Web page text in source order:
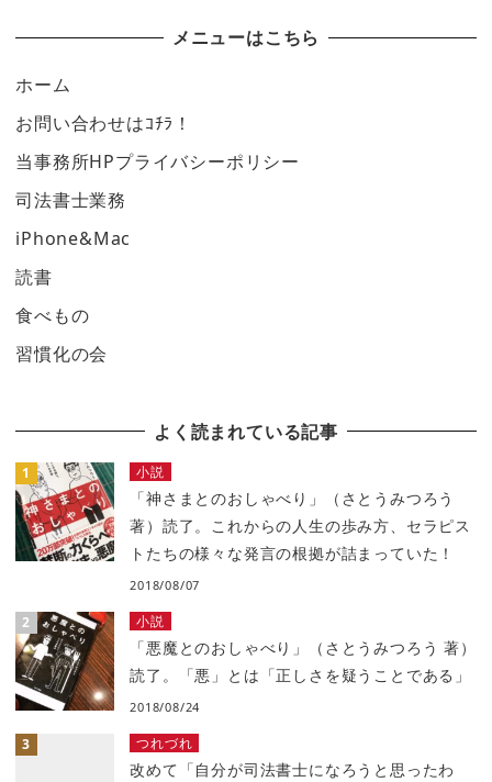
メニューはこちら
ホーム
お問い合わせはｺﾁﾗ！
当事務所HPプライバシーポリシー
司法書士業務
iPhone&Mac
読書
食べもの
習慣化の会
よく読まれている記事
小説
「神さまとのおしゃべり」（さとうみつろう
著）読了。これからの人生の歩み方、セラピス
トたちの様々な発言の根拠が詰まっていた！
2018/08/07
小説
「悪魔とのおしゃべり」（さとうみつろう 著）
読了。「悪」とは「正しさを疑うことである」
2018/08/24
つれづれ
改めて「自分が司法書士になろうと思ったわ